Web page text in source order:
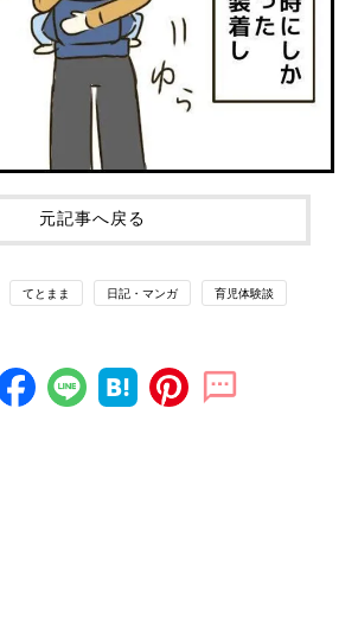
元記事へ戻る
てとまま 日記・マンガ 育児体験談